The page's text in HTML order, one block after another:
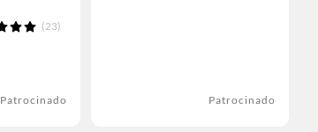
(23)
Patrocinado Patrocinado